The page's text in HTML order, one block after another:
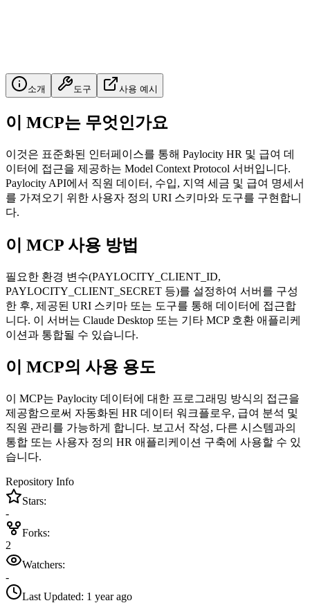
소개 도구 사용 예시
이 MCP는 무엇인가요
이것은 표준화된 인터페이스를 통해 Paylocity HR 및 급여 데
이터에 접근을 제공하는 Model Context Protocol 서버입니다.
Paylocity API에서 직원 데이터, 수입, 지역 세금 및 급여 명세서
를 가져오기 위한 사용자 정의 URI 스키마와 도구를 구현합니
다.
이 MCP 사용 방법
필요한 환경 변수(PAYLOCITY_CLIENT_ID,
PAYLOCITY_CLIENT_SECRET 등)를 설정하여 서버를 구성
한 후, 제공된 URI 스키마 또는 도구를 통해 데이터에 접근합
니다. 이 서버는 Claude Desktop 또는 기타 MCP 호환 애플리케
이션과 통합될 수 있습니다.
이 MCP의 사용 용도
이 MCP는 Paylocity 데이터에 대한 프로그래밍 방식의 접근을
제공함으로써 자동화된 HR 데이터 워크플로우, 급여 분석 및
직원 관리를 가능하게 합니다. 보고서 작성, 다른 시스템과의
통합 또는 사용자 정의 HR 애플리케이션 구축에 사용할 수 있
습니다.
Repository Info
Stars:
-
Forks:
2
Watchers:
-
Last Updated: 1 year ago